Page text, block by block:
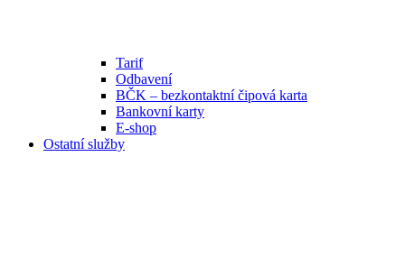
Tarif
Odbavení
BČK – bezkontaktní čipová karta
Bankovní karty
E-shop
Ostatní služby